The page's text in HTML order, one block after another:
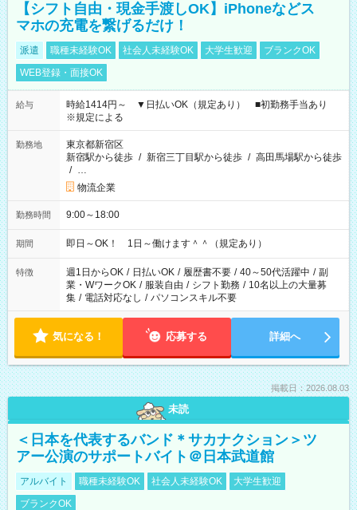
【シフト自由・現金手渡しOK】iPhoneなどス
マホの充電を繋げるだけ！
派遣 職種未経験OK 社会人未経験OK 大学生歓迎
ブランクOK
WEB登録・面接OK
給与
時給1414円～ ▼日払いOK（規定あり） ■初勤務手当あり
※規定による
勤務地
東京都新宿区
新宿駅から徒歩 / 新宿三丁目駅から徒歩 / 高田馬場駅から徒歩
/ …
物流企業
勤務時間 9:00～18:00
期間 即日～OK！ 1日～働けます＾＾（規定あり）
特徴 週1日からOK / 日払いOK / 履歴書不要 / 40～50代活躍中 / 副
業・WワークOK / 服装自由 / シフト勤務 / 10名以上の大量募
集 / 電話対応なし / パソコンスキル不要
気になる！ 応募する 詳細へ
掲載日：2026.08.03
未読
＜日本を代表するバンド＊サカナクション＞ツ
アー公演のサポートバイト＠日本武道館
アルバイト 職種未経験OK 社会人未経験OK
大学生歓迎
ブランクOK